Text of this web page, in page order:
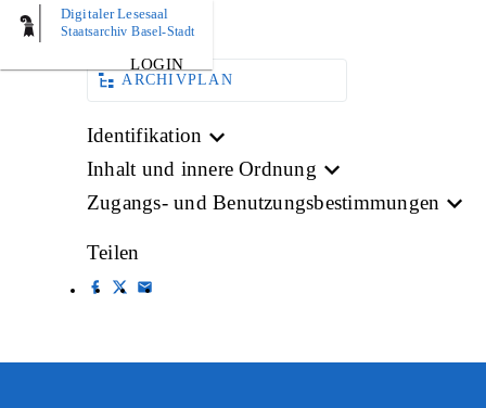
Digitaler Lesesaal
Staatsarchiv Basel-Stadt
LOGIN
BILD
ARCHIVPLAN
Identifikation
Inhalt und innere Ordnung
Zugangs- und Benutzungsbestimmungen
Teilen